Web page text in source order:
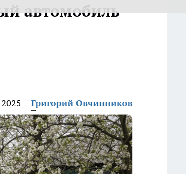
автомобиль
Григорий Овчинников